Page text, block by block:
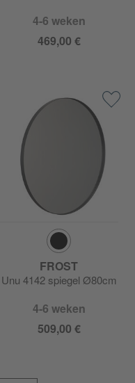
4-6 weken
469,00 €
FROST
Unu 4142 spiegel Ø80cm
4-6 weken
509,00 €